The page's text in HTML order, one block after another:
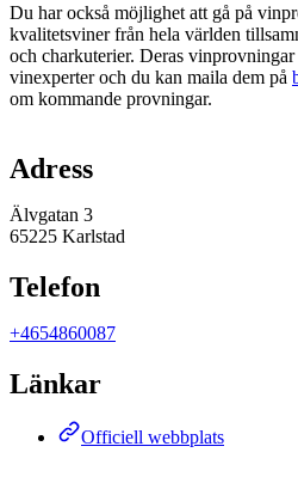
Du har också möjlighet att gå på
kvalitetsviner från hela världen
och charkuterier. Deras
vinexperter och du kan maila dem på
om kommande provningar.
Adress
Älvgatan 3
65225 Karlstad
Telefon
+4654860087
Länkar
Officiell webbplats